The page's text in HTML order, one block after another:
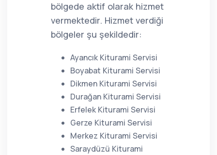
bölgede aktif olarak hizmet
vermektedir. Hizmet verdiği
bölgeler şu şekildedir:
Ayancık Kiturami Servisi
Boyabat Kiturami Servisi
Dikmen Kiturami Servisi
Durağan Kiturami Servisi
Erfelek Kiturami Servisi
Gerze Kiturami Servisi
Merkez Kiturami Servisi
Saraydüzü Kiturami